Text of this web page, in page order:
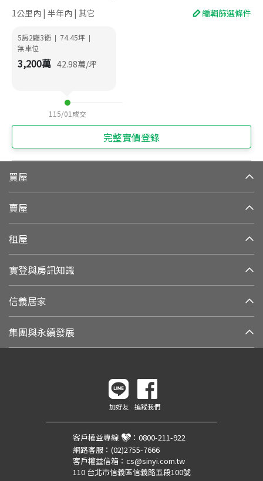
1公里內 | 半年內 | 其它 編輯篩選條件
5房2廳3衛 | 74.45坪 |
無車位
3,200萬 42.98萬/坪
115/01 成交
完整實價登錄
買屋
賣屋
租屋
實登與房訊知識
信義居家
集團與永續發展
加好友 追蹤我們
客戶權益專線 ： 0800-211-922
網路客服： (02)2755-7666
客戶權益信箱： cs@sinyi.com.tw
110 台北市信義區信義路五段100號